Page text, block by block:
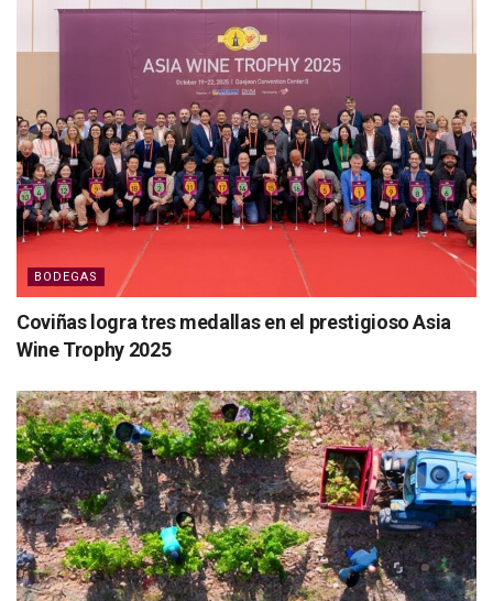
BODEGAS
Coviñas logra tres medallas en el prestigioso Asia
Wine Trophy 2025